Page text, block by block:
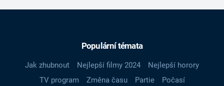
Populární témata
Jak zhubnout Nejlepší filmy 2024
Nejlepší horory
TV program
Změna času Partie
Počasí